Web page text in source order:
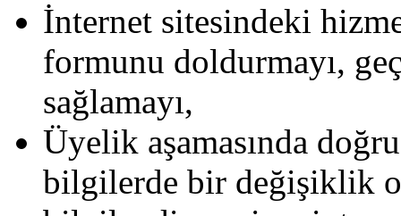
İnternet sitesindeki
formunu doldurmayı,
sağlamayı,
Üyelik aşamasında
bilgilerde bir değişiklik